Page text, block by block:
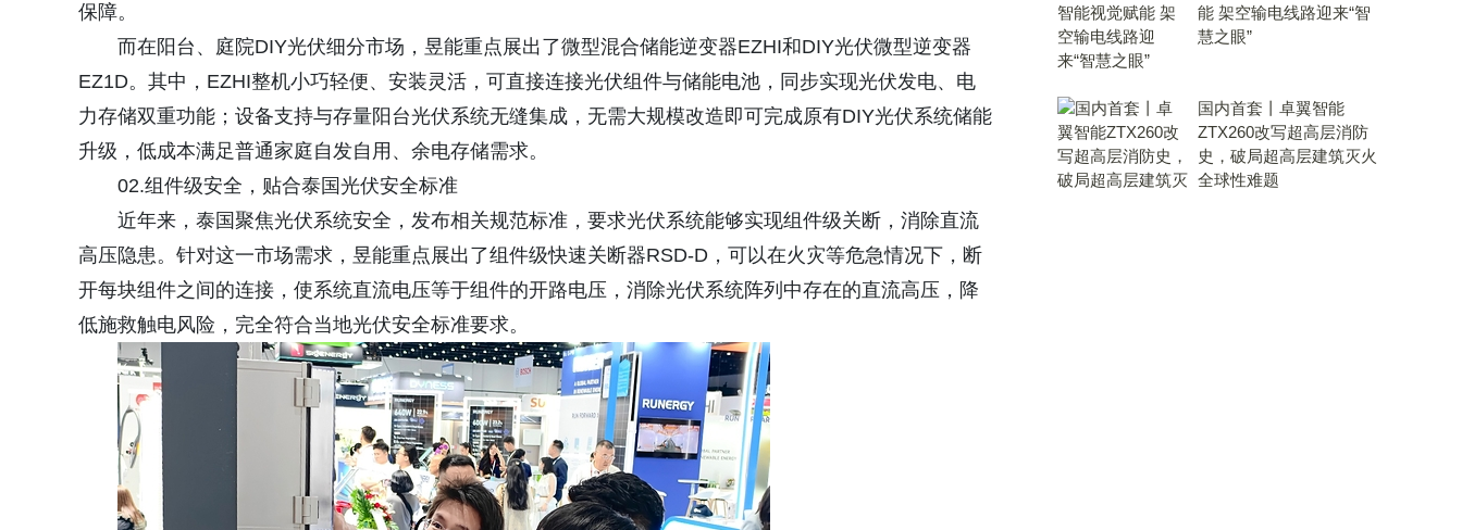
保障。
而在阳台、庭院DIY光伏细分市场，昱能重点展出了微型混合储能逆变器EZHI和DIY光伏微型逆变器
EZ1D。其中，EZHI整机小巧轻便、安装灵活，可直接连接光伏组件与储能电池，同步实现光伏发电、电
力存储双重功能；设备支持与存量阳台光伏系统无缝集成，无需大规模改造即可完成原有DIY光伏系统储能
升级，低成本满足普通家庭自发自用、余电存储需求。
02.组件级安全，贴合泰国光伏安全标准
近年来，泰国聚焦光伏系统安全，发布相关规范标准，要求光伏系统能够实现组件级关断，消除直流
高压隐患。针对这一市场需求，昱能重点展出了组件级快速关断器RSD-D，可以在火灾等危急情况下，断
开每块组件之间的连接，使系统直流电压等于组件的开路电压，消除光伏系统阵列中存在的直流高压，降
低施救触电风险，完全符合当地光伏安全标准要求。
能 架空输电线路迎来“智
慧之眼”
国内首套丨卓翼智能
ZTX260改写超高层消防
史，破局超高层建筑灭火
全球性难题